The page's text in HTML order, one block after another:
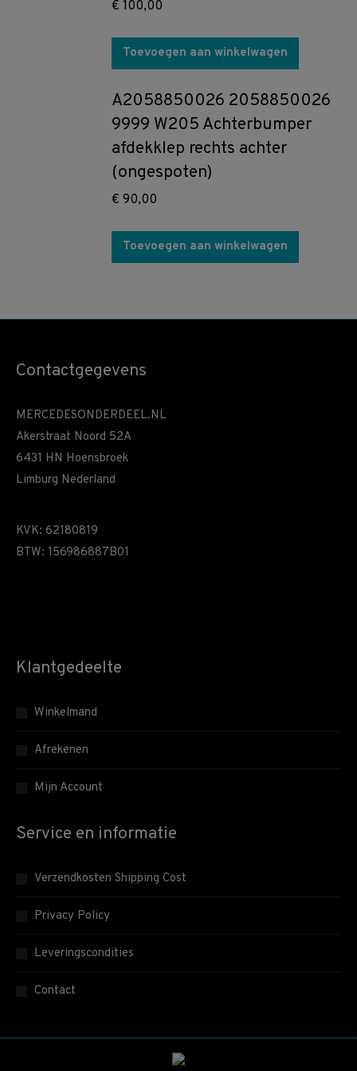
€ 100,00
Toevoegen aan winkelwagen
A2058850026 2058850026
9999 W205 Achterbumper
afdekklep rechts achter
(ongespoten)
€ 90,00
Toevoegen aan winkelwagen
Contactgegevens
MERCEDESONDERDEEL.NL
Akerstraat Noord 52A
6431 HN Hoensbroek
Limburg Nederland
KVK: 62180819
BTW: 156986887B01
Klantgedeelte
Winkelmand
Afrekenen
Mijn Account
Service en informatie
Verzendkosten Shipping Cost
Privacy Policy
Leveringscondities
Contact